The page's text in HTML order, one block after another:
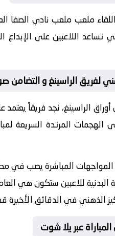
ملعب ملعب نادي الصفا
تساعد اللاعبين على
لفريق الراسينغ و التضامن
أوراق الراسينغ، نجد فريقاً
الهجمات المرتدة السريعة
المواجهات المباشرة يصب في
البدنية للاعبين ستكون هي
الذهني في الدقائق الأخيرة
عبر يلا شوت